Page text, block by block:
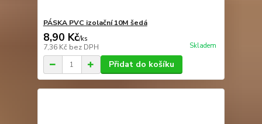
PÁSKA PVC izolační 10M šedá
8,90 Kč/ks
7,36 Kč bez DPH Skladem
Přidat do košíku